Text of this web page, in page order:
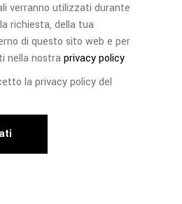
verranno utilizzati durante
richiesta, della tua
di questo sito web e per
nella nostraprivacy policy
la privacy policy del